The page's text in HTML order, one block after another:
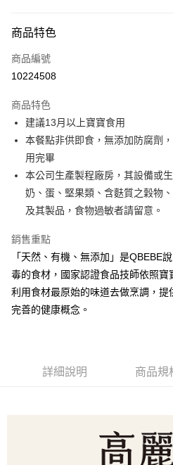
信用卡一次付款
LINE Pay
街口支付
悠遊付
全盈+PAY
大哥付你分期
相關說明
1.本服務由台灣大哥大提供，台灣大哥大
2.付款方式選擇「大哥付你分期」，訂單
流程，驗證手機門號後，選擇欲分期的期
成交易。
3.實際核准額度、可分期數及費用金額請
4.訂單成立30分鐘內，如未前往確認交易
醒簡訊。
1.本服務係由「台灣大哥大股份有限公司
用戶於交易時，得透過本服務購買商品或
買賣價金債權讓與本公司後，依約使用本
AFTEE先享後付
相關說明
【關於「AFTEE先享後付」】
AFTEE先享後付是「在收到商品之後才
便利好安心！
１．簡單：不需註冊會員、不需綁卡、不
１．於結帳方式選擇「AFTEE先享後付
※ 請注意：結帳手續完成當下不需立刻
購買商品的店家。未經商家同意取消之訂
每筆NT$150，滿NT$1,500(含以上)
商品特色
商品編號
10224508
商品特色
建議13月以上寶寶食用
本餐點非供即食，無添加防腐劑
用完畢
本公司生產製程廠房，其設備或
奶、蛋、堅果類、含麩質之穀物
及其製品，食物過敏者請留意。
銷售重點
「天然、有機、無添加」是QBEBE
毒的食材，國家認證食品技師依照寶
利用食材最原始的味道去做烹調，
完善的健康概念。
詳細說明 商品規